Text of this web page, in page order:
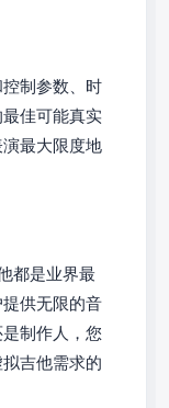
制参数、时
佳可能真实
最大限度地
都是业界最
供无限的音
制作人，您
吉他需求的